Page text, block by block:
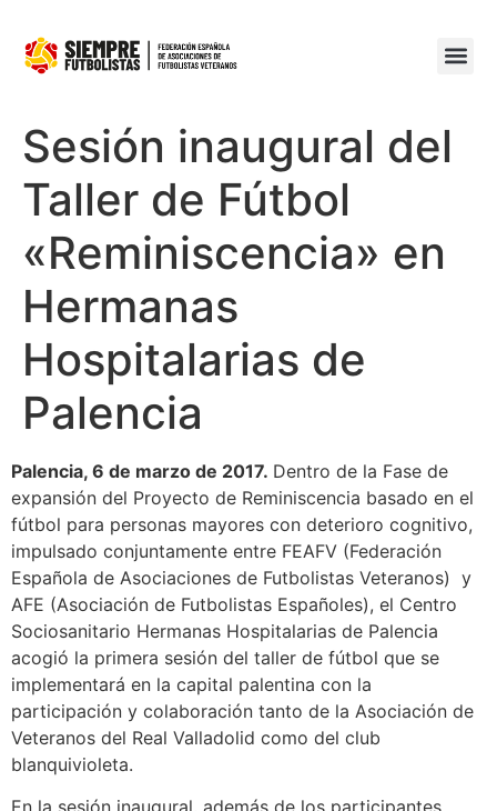
Sesión inaugural del
Taller de Fútbol
«Reminiscencia» en
Hermanas
Hospitalarias de
Palencia
Palencia, 6 de marzo de 2017. Dentro de la Fase de
expansión del Proyecto de Reminiscencia basado en el
fútbol para personas mayores con deterioro cognitivo,
impulsado conjuntamente entre FEAFV (Federación
Española de Asociaciones de Futbolistas Veteranos) y
AFE (Asociación de Futbolistas Españoles), el Centro
Sociosanitario Hermanas Hospitalarias de Palencia
acogió la primera sesión del taller de fútbol que se
implementará en la capital palentina con la
participación y colaboración tanto de la Asociación de
Veteranos del Real Valladolid como del club
blanquivioleta.